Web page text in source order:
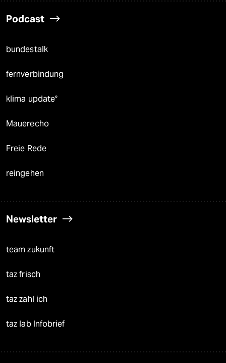
Podcast
bundestalk
fernverbindung
klima update°
Mauerecho
Freie Rede
reingehen
Newsletter
team zukunft
taz frisch
taz zahl ich
taz lab Infobrief